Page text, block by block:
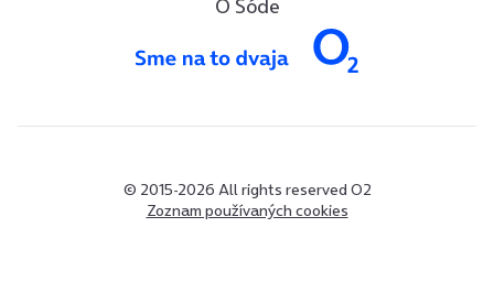
O Sóde
© 2015-2026 All rights reserved O2
Zoznam používaných cookies